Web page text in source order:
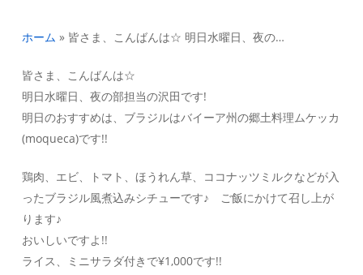
ホーム » 皆さま、こんばんは☆ 明日水曜日、夜の…
皆さま、こんばんは☆
明日水曜日、夜の部担当の沢田です!
明日のおすすめは、ブラジルはバイーア州の郷土料理ムケッカ
(moqueca)です!!
鶏肉、エビ、トマト、ほうれん草、ココナッツミルクなどが入
ったブラジル風煮込みシチューです♪ ご飯にかけて召し上が
ります♪
おいしいですよ!!
ライス、ミニサラダ付きで¥1,000です!!